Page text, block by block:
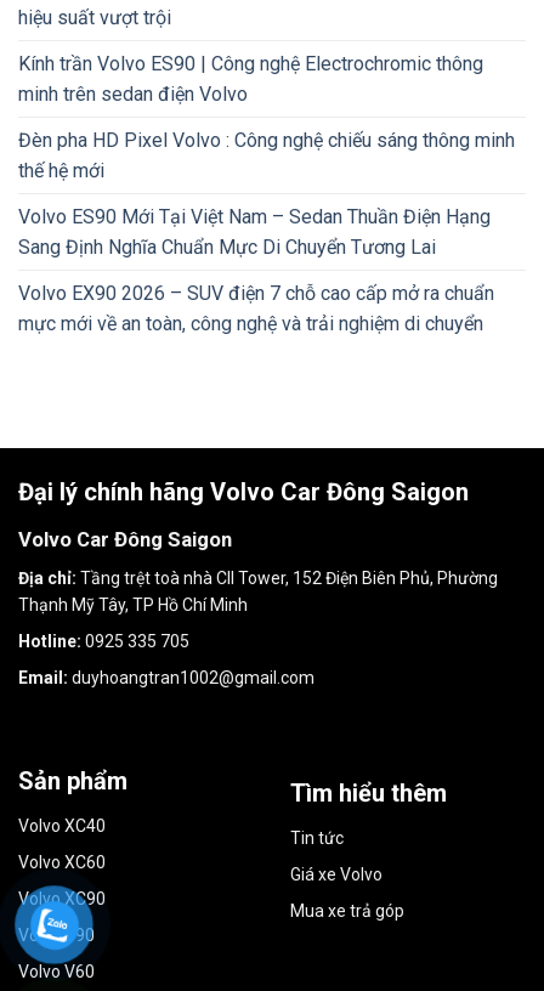
hiệu suất vượt trội
Kính trần Volvo ES90 | Công nghệ Electrochromic thông
minh trên sedan điện Volvo
Đèn pha HD Pixel Volvo : Công nghệ chiếu sáng thông minh
thế hệ mới
Volvo ES90 Mới Tại Việt Nam – Sedan Thuần Điện Hạng
Sang Định Nghĩa Chuẩn Mực Di Chuyển Tương Lai
Volvo EX90 2026 – SUV điện 7 chỗ cao cấp mở ra chuẩn
mực mới về an toàn, công nghệ và trải nghiệm di chuyển
Đại lý chính hãng Volvo Car Đông Saigon
Volvo Car Đông Saigon
Địa chỉ: Tầng trệt toà nhà CII Tower, 152 Điện Biên Phủ, Phường
Thạnh Mỹ Tây, TP Hồ Chí Minh
Hotline: 0925 335 705
Email: duyhoangtran1002@gmail.com
Sản phẩm
Volvo XC40
Volvo XC60
Volvo XC90
Volvo S90
Volvo V60
Tìm hiểu thêm
Tin tức
Giá xe Volvo
Mua xe trả góp